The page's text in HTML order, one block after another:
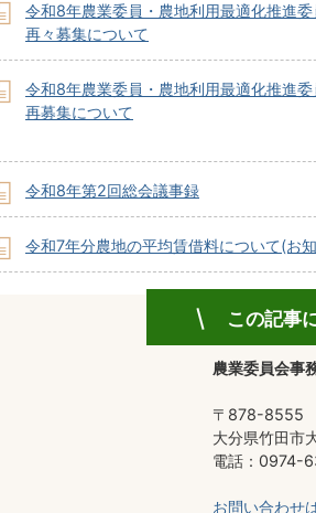
令和8年農業委員・農地利用最適化推進委
再々募集について
令和8年農業委員・農地利用最適化推進委
再募集について
令和8年第2回総会議事録
令和7年分農地の平均賃借料について(お
この記事
農業委員会事
〒878-8555
大分県竹田市
電話：0974-
お問い合わせ